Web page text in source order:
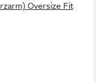
Oversize Fit